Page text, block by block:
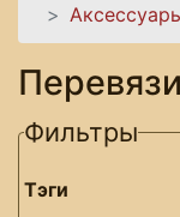
Перевязи
Фильтры
Тэги